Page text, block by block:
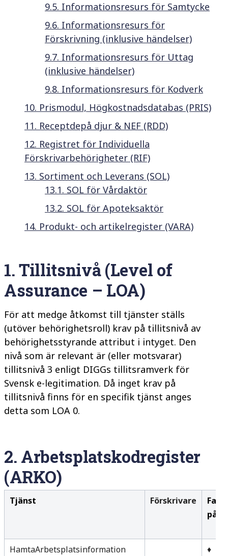
9.5. Informationsresurs för Samtycke
9.6. Informationsresurs för
Förskrivning (inklusive händelser)
9.7. Informationsresurs för Uttag
(inklusive händelser)
9.8. Informationsresurs för Kodverk
10. Prismodul, Högkostnadsdatabas (PRIS)
11. Receptdepå djur & NEF (RDD)
12. Registret för Individuella
Förskrivarbehörigheter (RIF)
13. Sortiment och Leverans (SOL)
13.1. SOL för Vårdaktör
13.2. SOL för Apoteksaktör
14. Produkt- och artikelregister (VARA)
1.Tillitsnivå (Level of
Assurance – LOA)
För att medge åtkomst till tjänster ställs
(utöver behörighetsroll) krav på tillitsnivå av
behörighetsstyrande attribut i intyget. Den
nivå som är relevant är (eller motsvarar)
tillitsnivå 3 enligt DIGGs tillitsramverk för
Svensk e-legitimation. Då inget krav på
tillitsnivå finns för en specifik tjänst anges
detta som LOA 0.
2. Arbetsplatskodregister
(ARKO)
Tjänst Förskrivare
på
HamtaArbetsplatsinformation
♦